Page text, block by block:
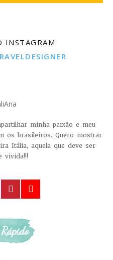
INSTAGRAM
minha paixão e meu
os brasileiros. Quero mostrar
Itália, aquela que deve ser
vivida!!!